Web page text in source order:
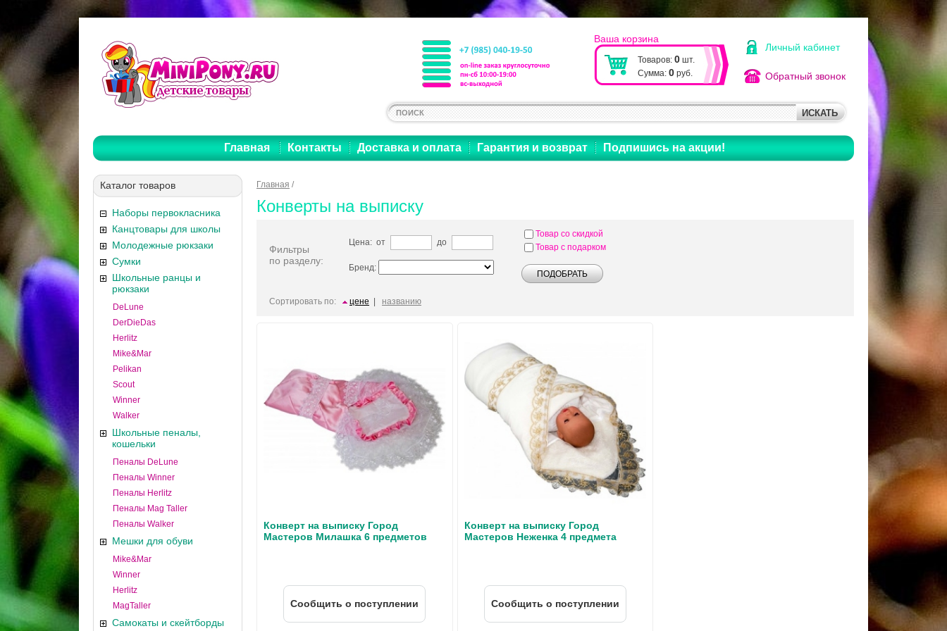
Личный кабинет
Обратный звонок
Ваша корзина
Товаров: 0 шт.
Сумма: 0 руб.
Главная Контакты Доставка и оплата Гарантия и возврат Подпишись на акции!
Каталог товаров
Наборы первокласника
Канцтовары для школы
Молодежные рюкзаки
Сумки
Школьные ранцы и
рюкзаки
DeLune
DerDieDas
Herlitz
Mike&Mar
Pelikan
Scout
Winner
Walker
Школьные пеналы,
кошельки
Пеналы DeLune
Пеналы Winner
Пеналы Herlitz
Пеналы Mag Taller
Пеналы Walker
Мешки для обуви
Mike&Mar
Winner
Herlitz
MagTaller
Самокаты и скейтборды
Главная /
Конверты на выписку
Фильтры
по разделу:
Цена: от до
Бренд:
Товар со скидкой
Товар с подарком
Сортировать по: цене названию
Конверт на выписку Город
Мастеров Милашка 6 предметов
Cообщить о поступлении
Конверт на выписку Город
Мастеров Неженка 4 предмета
Cообщить о поступлении